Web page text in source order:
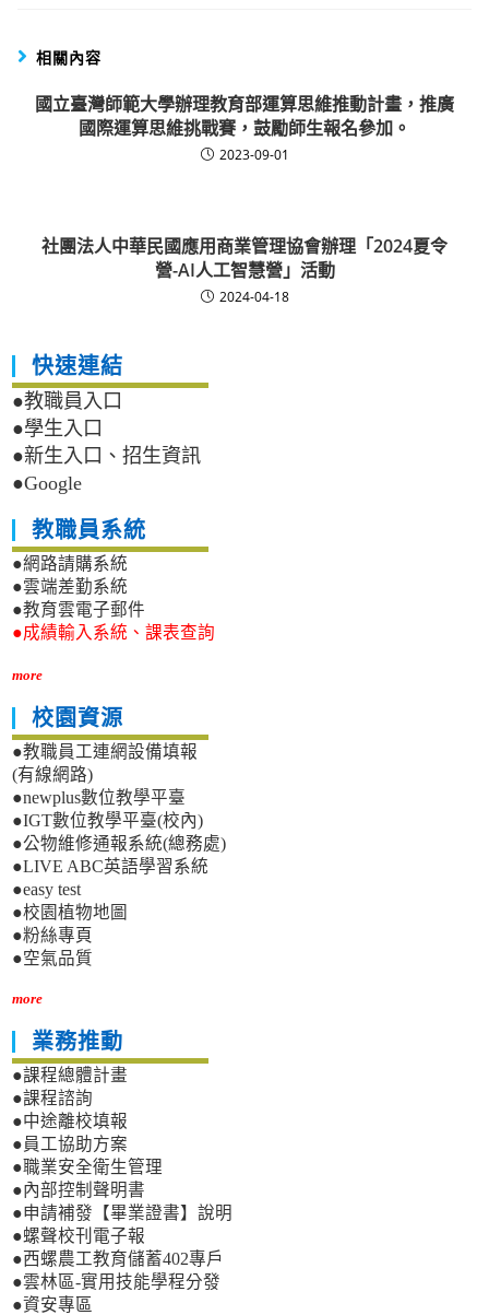
相關內容
國立臺灣師範大學辦理教育部運算思維推動計畫，推廣
國際運算思維挑戰賽，鼓勵師生報名參加。
2023-09-01
社團法人中華民國應用商業管理協會辦理「2024夏令
營-AI人工智慧營」活動
2024-04-18
快速連結
●教職員入口
●學生入口
●新生入口、招生資訊
●Google
教職員系統
●網路請購系統
●雲端差勤系統
●教育雲電子郵件
●成績輸入系統、課表查詢
more
校園資源
●教職員工連網設備填報
(有線網路)
●newplus數位教學平臺
●IGT數位教學平臺(校內)
●公物維修通報系統(總務處)
●LIVE ABC英語學習系統
●easy test
●校園植物地圖
●粉絲專頁
●空氣品質
more
業務推動
●課程總體計畫
●課程諮詢
●中途離校填報
●員工協助方案
●職業安全衛生管理
●內部控制聲明書
●申請補發【畢業證書】說明
●螺聲校刊電子報
●西螺農工教育儲蓄402專戶
●雲林區-實用技能學程分發
●資安專區